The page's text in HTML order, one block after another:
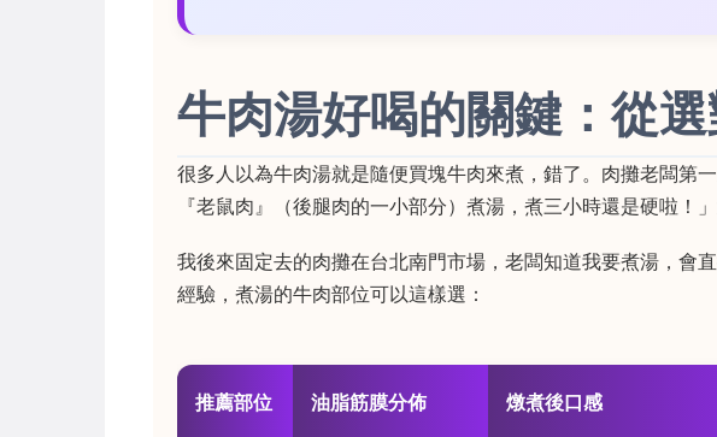
牛肉湯好喝的關鍵：從
很多人以為牛肉湯就是隨便買塊牛肉來煮，錯了。肉攤老闆第
『老鼠肉』（後腿肉的一小部分）煮湯，煮三小時還是硬啦！
我後來固定去的肉攤在台北南門市場，老闆知道我要煮湯，會
經驗，煮湯的牛肉部位可以這樣選：
推薦部位 油脂筋膜分佈 燉煮後口感